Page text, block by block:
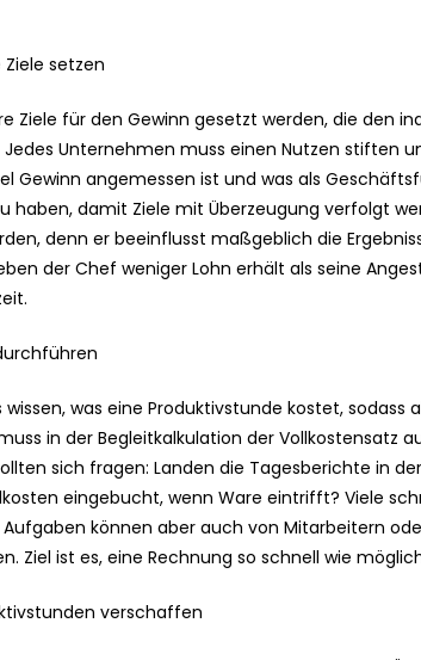
setzen
Ziele für den Gewinn gesetzt werden, die den
Unternehmen muss einen Nutzen stiften
Gewinn angemessen ist und was als
haben, damit Ziele mit Überzeugung verfolgt
denn er beeinflusst maßgeblich die
der Chef weniger Lohn erhält als seine
was eine Produktivstunde kostet, sodass
in der Begleitkalkulation der Vollkostensatz
sich fragen: Landen die Tagesberichte in
eingebucht, wenn Ware eintrifft? Viele
können aber auch von Mitarbeitern
Ziel ist es, eine Rechnung so schnell wie
verschaffen